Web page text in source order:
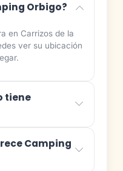
Orbigo?
en Carrizos de la
ver su ubicación
tiene
Camping